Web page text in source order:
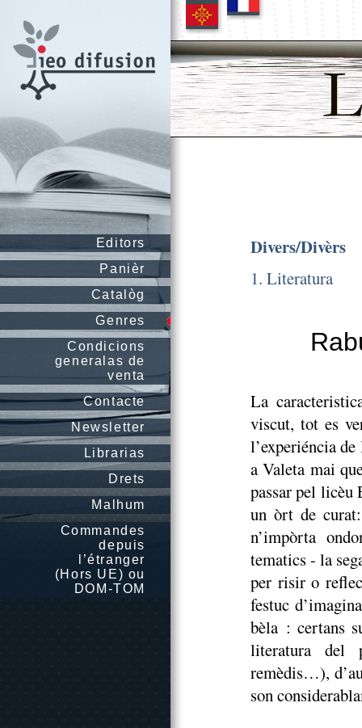
Editors
Panièr
Catalòg
Genres
Condicions
generalas de
venta
Contacte
Newsletter
Librarias
Drets
Malhum
Commandes
depuis
l’étranger
(Hors UE) ou
DOM-TOM
Divers/Divèrs
1. Literatura
La
viscut, tot es
l’experiéncia
a Valeta mai
passar pel
un òrt de
n’impòrta
tematics - la
per risir o
festuc
bèla : certans
literatura del
remèdis…),
son